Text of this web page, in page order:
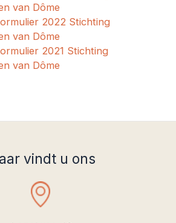
van Dôme
2022 Stichting
van Dôme
2021 Stichting
van Dôme
vindt u ons